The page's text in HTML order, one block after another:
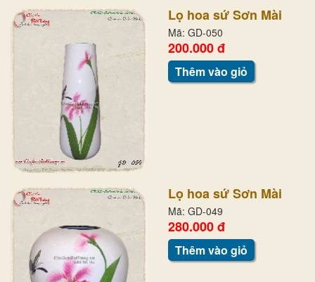
Lọ hoa sứ Sơn Mài
Mã: GD-050
200.000 đ
Thêm vào giỏ
Lọ hoa sứ Sơn Mài
Mã: GD-049
280.000 đ
Thêm vào giỏ